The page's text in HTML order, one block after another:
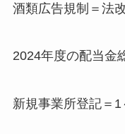
酒類広告規制＝法
2024年度の配当金
新規事業所登記＝